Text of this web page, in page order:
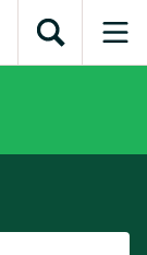
naar
Toon
zoekveld